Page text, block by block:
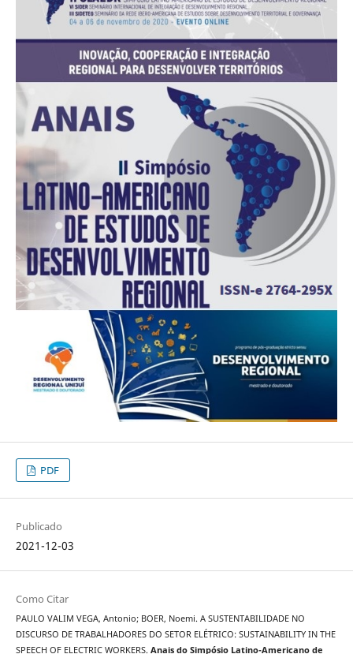
PDF
Publicado
2021-12-03
Como Citar
PAULO VALIM VEGA, Antonio; BOER, Noemi. A SUSTENTABILIDADE NO
DISCURSO DE TRABALHADORES DO SETOR ELÉTRICO: SUSTAINABILITY IN THE
SPEECH OF ELECTRIC WORKERS. Anais do Simpósio Latino-Americano de